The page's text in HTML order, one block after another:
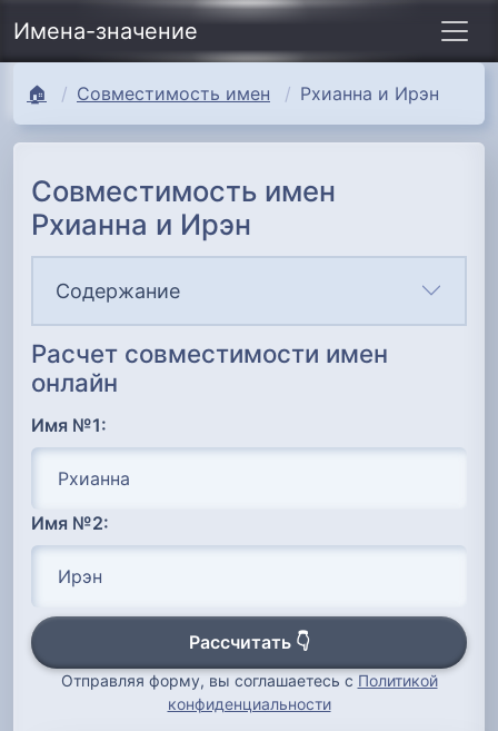
Имена-значение
🏠 Совместимость имен Рхианна и Ирэн
Совместимость имен
Рхианна и Ирэн
Содержание
Расчет совместимости имен
онлайн
Имя №1:
Имя №2:
Рассчитать 👇
Отправляя форму, вы соглашаетесь с Политикой
конфиденциальности